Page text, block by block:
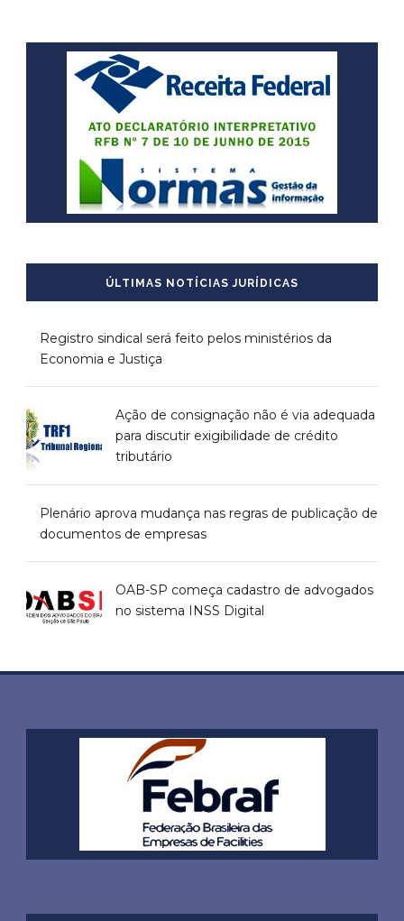
ÚLTIMAS NOTÍCIAS JURÍDICAS
Registro sindical será feito pelos ministérios da
Economia e Justiça
Ação de consignação não é via adequada
para discutir exigibilidade de crédito
tributário
Plenário aprova mudança nas regras de publicação de
documentos de empresas
OAB-SP começa cadastro de advogados
no sistema INSS Digital